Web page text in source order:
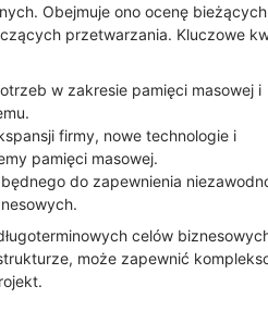
Obejmuje ono ocenę
przetwarzania. Kluczowe
w zakresie pamięci masowej i
firmy, nowe technologie i
pamięci masowej.
do zapewnienia
celów
może zapewnić